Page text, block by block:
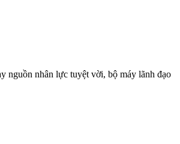
nguồn nhân lực tuyệt vời, bộ máy lãnh đạo